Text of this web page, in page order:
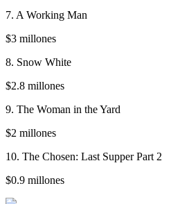
7. A Working Man
$3 millones
8. Snow White
$2.8 millones
9. The Woman in the Yard
$2 millones
10. The Chosen: Last Supper Part 2
$0.9 millones